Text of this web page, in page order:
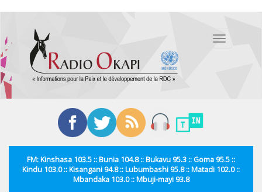
contenu
principal
Toggle
FM: Kinshasa 103.5 :: Bunia 104.8 :: Bukavu 95.3 :: Goma 95.5 ::
Kindu 103.0 :: Kisangani 94.8 :: Lubumbashi 95.8 :: Matadi 102.0 ::
Mbandaka 103.0 :: Mbuji-mayi 93.8